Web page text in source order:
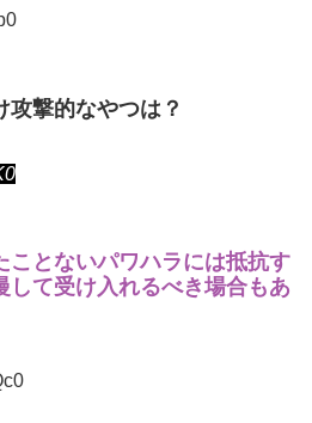
攻撃的なやつは？
ことないパワハラには抵抗す
して受け入れるべき場合もあ